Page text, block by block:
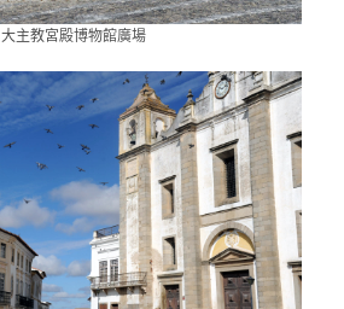
大主教宮殿博物館廣場